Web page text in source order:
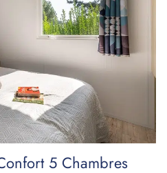
5 Chambres